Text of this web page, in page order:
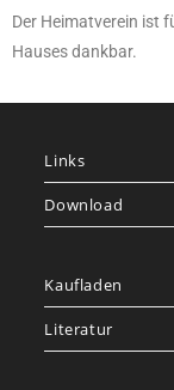
Der Heimatverein ist
Hauses dankbar.
Links
Download
Kaufladen
Literatur